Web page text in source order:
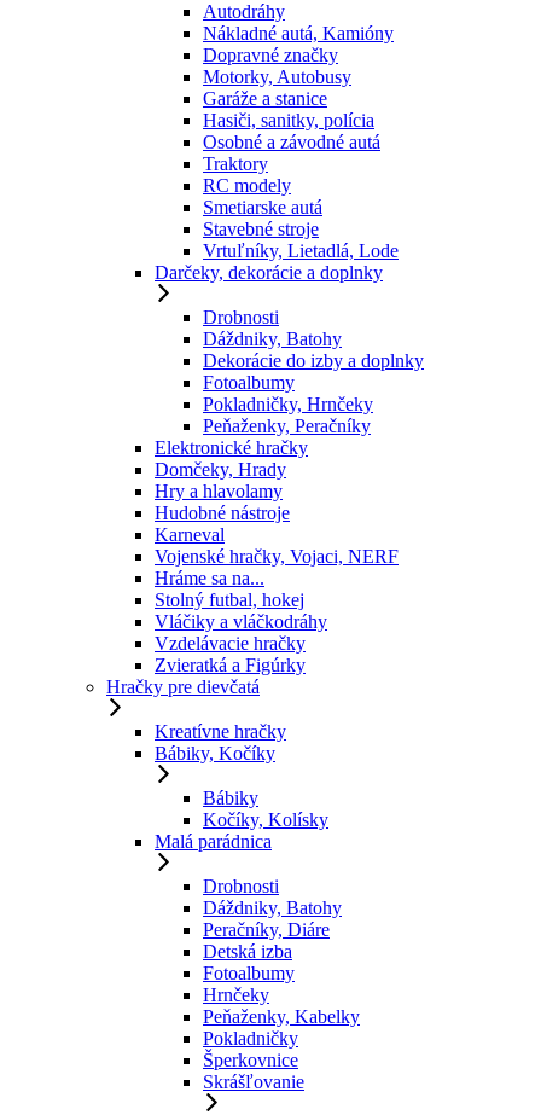
Autodráhy
Nákladné autá, Kamióny
Dopravné značky
Motorky, Autobusy
Garáže a stanice
Hasiči, sanitky, polícia
Osobné a závodné autá
Traktory
RC modely
Smetiarske autá
Stavebné stroje
Vrtuľníky, Lietadlá, Lode
Darčeky, dekorácie a doplnky
Drobnosti
Dáždniky, Batohy
Dekorácie do izby a doplnky
Fotoalbumy
Pokladničky, Hrnčeky
Peňaženky, Peračníky
Elektronické hračky
Domčeky, Hrady
Hry a hlavolamy
Hudobné nástroje
Karneval
Vojenské hračky, Vojaci, NERF
Hráme sa na...
Stolný futbal, hokej
Vláčiky a vláčkodráhy
Vzdelávacie hračky
Zvieratká a Figúrky
Hračky pre dievčatá
Kreatívne hračky
Bábiky, Kočíky
Bábiky
Kočíky, Kolísky
Malá parádnica
Drobnosti
Dáždniky, Batohy
Peračníky, Diáre
Detská izba
Fotoalbumy
Hrnčeky
Peňaženky, Kabelky
Pokladničky
Šperkovnice
Skrášľovanie